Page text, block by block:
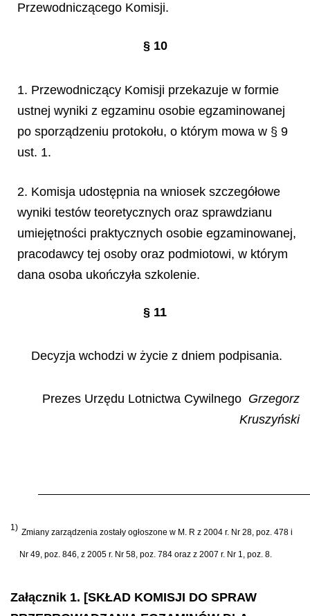
Przewodniczącego Komisji.
§ 10
1. Przewodniczący Komisji przekazuje w formie
ustnej wyniki z egzaminu osobie egzaminowanej
po sporządzeniu protokołu, o którym mowa w § 9
ust. 1.
2. Komisja udostępnia na wniosek szczegółowe
wyniki testów teoretycznych oraz sprawdzianu
umiejętności praktycznych osobie egzaminowanej,
pracodawcy tej osoby oraz podmiotowi, w którym
dana osoba ukończyła szkolenie.
§ 11
Decyzja wchodzi w życie z dniem podpisania.
Prezes Urzędu Lotnictwa Cywilnego Grzegorz
Kruszyński
1) Zmiany zarządzenia zostały ogłoszone w M. R z 2004 r. Nr 28, poz. 478 i
Nr 49, poz. 846, z 2005 r. Nr 58, poz. 784 oraz z 2007 r. Nr 1, poz. 8.
Załącznik 1. [SKŁAD KOMISJI DO SPRAW